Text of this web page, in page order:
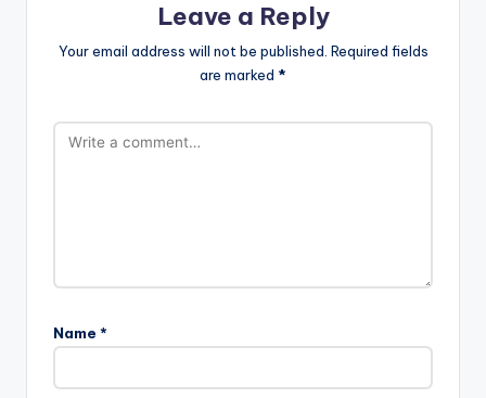
Leave a Reply
Your email address will not be published. Required fields
are marked *
Name *